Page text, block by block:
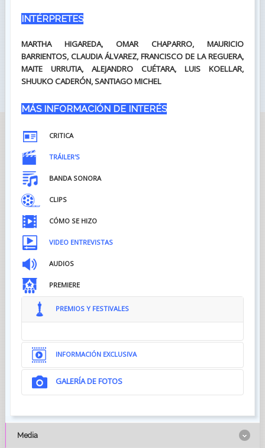
INTÉRPRETES
MARTHA HIGAREDA, OMAR CHAPARRO, MAURICIO
BARRIENTOS, CLAUDIA ÁLVAREZ, FRANCISCO DE LA REGUERA,
MAITE URRUTIA, ALEJANDRO CUÉTARA, LUIS KOELLAR,
SHUUKO CADERÓN, SANTIAGO MICHEL
MÁS INFORMACIÓN DE INTERÉS
CRITICA
TRÁILER'S
BANDA SONORA
CLIPS
CÓMO SE HIZO
VIDEO ENTREVISTAS
AUDIOS
PREMIERE
PREMIOS Y FESTIVALES
INFORMACIÓN EXCLUSIVA
GALERÍA DE FOTOS
Media